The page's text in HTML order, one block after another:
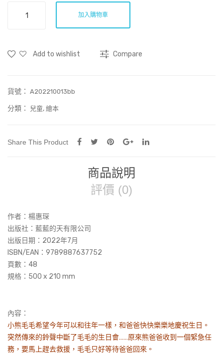
哈
量
加入購物車
Add to wishlist Compare
貨號： A202210013bb
分類： 兒童, 繪本
Share This Product
商品說明
評價 (0)
作者：楊惠琛
出版社：藍藍的天有限公司
出版日期：2022年7月
ISBN/EAN：9789887637752
頁數：48
規格：500 x 210 mm
內容：
小熊毛毛希望今年可以和往年一樣，和爸爸快快樂樂地慶祝生日。
突然傳來的鈴聲中斷了毛毛的生日會……原來熊爸爸收到一個緊急任
務，要馬上趕去救援，毛毛只好等待爸爸回來。